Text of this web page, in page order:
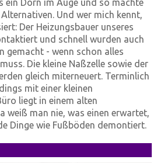
ein Dorn im Auge und so machte
Und wer mich kennt,
Der Heizungsbauer unseres
und schnell wurden auch
gemacht - wenn schon alles
Die kleine Naßzelle sowie der
gleich miterneuert. Terminlich
mit einer kleinen
liegt in einem alten
weiß man nie, was einen erwartet,
Dinge wie Fußböden demontiert.